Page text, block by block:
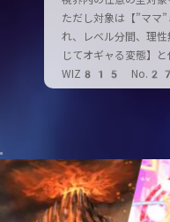
ただし対象は【”ママ
れ、レベル分間、理
じてオギャる変態】と
WIZ815